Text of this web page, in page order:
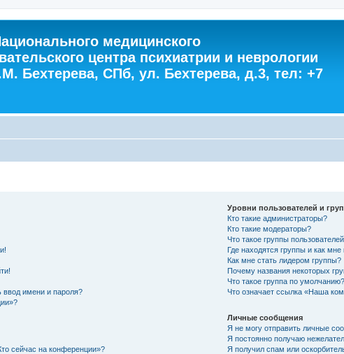
медицинского
центра психиатрии и неврологии
Бехтерева, СПб, ул. Бехтерева, д.3, тел: +7
ввод имени и пароля?
сейчас на конференции»?
Уровни пользователей и
Кто такие администраторы?
Кто такие модераторы?
Что такое группы
Где находятся группы и как мне
Как мне стать лидером группы?
Почему названия некоторых
Что такое группа по умолчанию?
Что означает ссылка «Наша
Личные сообщения
Я не могу отправить личные
Я постоянно получаю
Я получил спам или